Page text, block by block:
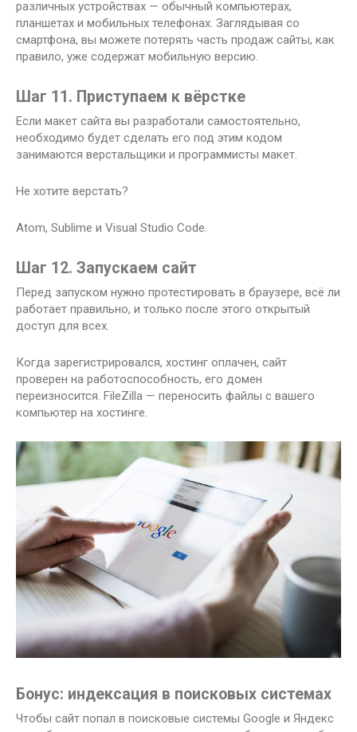
различных устройствах — обычный компьютерах,
планшетах и ​​мобильных телефонах. Заглядывая со
смартфона, вы можете потерять часть продаж сайты, как
правило, уже содержат мобильную версию.
Шаг 11. Приступаем к вёрстке
Если макет сайта вы разработали самостоятельно,
необходимо будет сделать его под этим кодом
занимаются верстальщики и программисты макет.
Не хотите верстать?
Atom, Sublime и Visual Studio Code.
Шаг 12. Запускаем сайт
Перед запуском нужно протестировать в браузере, всё ли
работает правильно, и только после этого открытый
доступ для всех.
Когда зарегистрировался, хостинг оплачен, сайт
проверен на работоспособность, его домен
переизносится. FileZilla — переносить файлы с вашего
компьютер на хостинге.
Бонус: индексация в поисковых системах
Чтобы сайт попал в поисковые системы Google и Яндекс